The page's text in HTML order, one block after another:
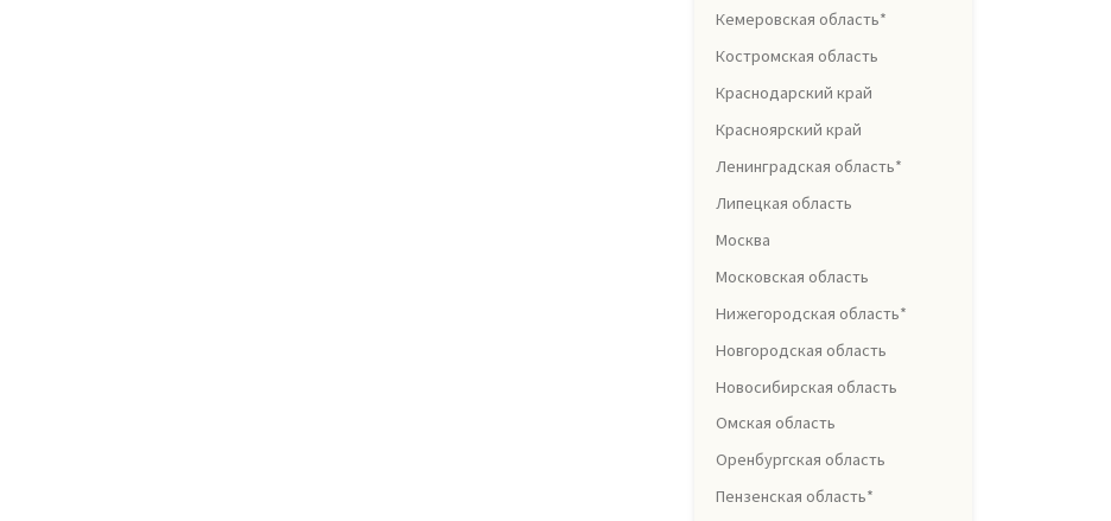
Кемеровская область*
Костромская область
Краснодарский край
Красноярский край
Ленинградская область*
Липецкая область
Москва
Московская область
Нижегородская область*
Новгородская область
Новосибирская область
Омская область
Оренбургская область
Пензенская область*